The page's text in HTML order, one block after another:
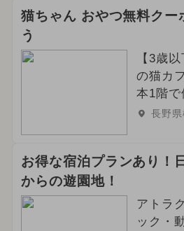
猫ちゃん おやつ無料クー
う
【3歳
の猫カ
本1階で
長野
お得な宿泊プランあり！
からの遊園地！
アトラ
ック・